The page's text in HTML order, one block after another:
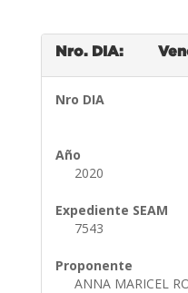
Nro. DIA:
Nro DIA
Año
2020
Expediente SEAM
7543
Proponente
ANNA MARICEL